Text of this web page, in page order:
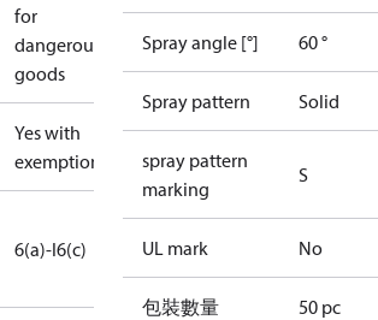
for
dangerous
goods
Yes with
exemptions
6(a)-I6(c)
Spray angle [°] 60 °
Spray pattern Solid
spray pattern
marking
S
UL mark No
包裝數量 50 pc